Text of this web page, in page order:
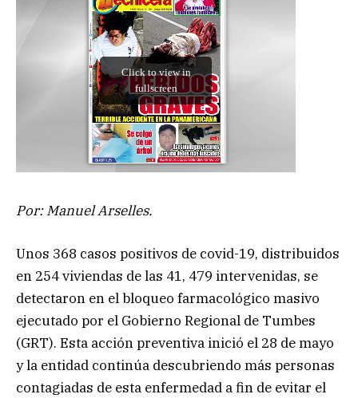
Por: Manuel Arselles.
Unos 368 casos positivos de covid-19, distribuidos
en 254 viviendas de las 41, 479 intervenidas, se
detectaron en el bloqueo farmacológico masivo
ejecutado por el Gobierno Regional de Tumbes
(GRT). Esta acción preventiva inició el 28 de mayo
y la entidad continúa descubriendo más personas
contagiadas de esta enfermedad a fin de evitar el